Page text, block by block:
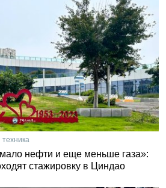
нефти и еще меньше газа»:
стажировку в Циндао